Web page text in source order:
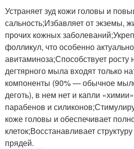
Устраняет зуд кожи головы и
сальность;Избавляет от экземы,
прочих кожных
фолликул, что особенно
авитаминоза;Способствует
дегтярного мыла входят только
компоненты (90% — обычное
деготь), в нем нет и капли
парабенов и
коже головы и обеспечивает
клеток;Восстанавливает
прядей.